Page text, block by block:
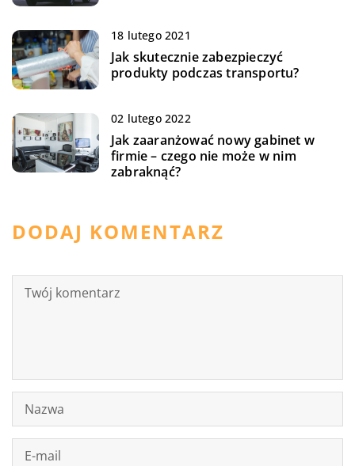
18 lutego 2021
Jak skutecznie zabezpieczyć
produkty podczas transportu?
02 lutego 2022
Jak zaaranżować nowy gabinet w
firmie – czego nie może w nim
zabraknąć?
DODAJ KOMENTARZ